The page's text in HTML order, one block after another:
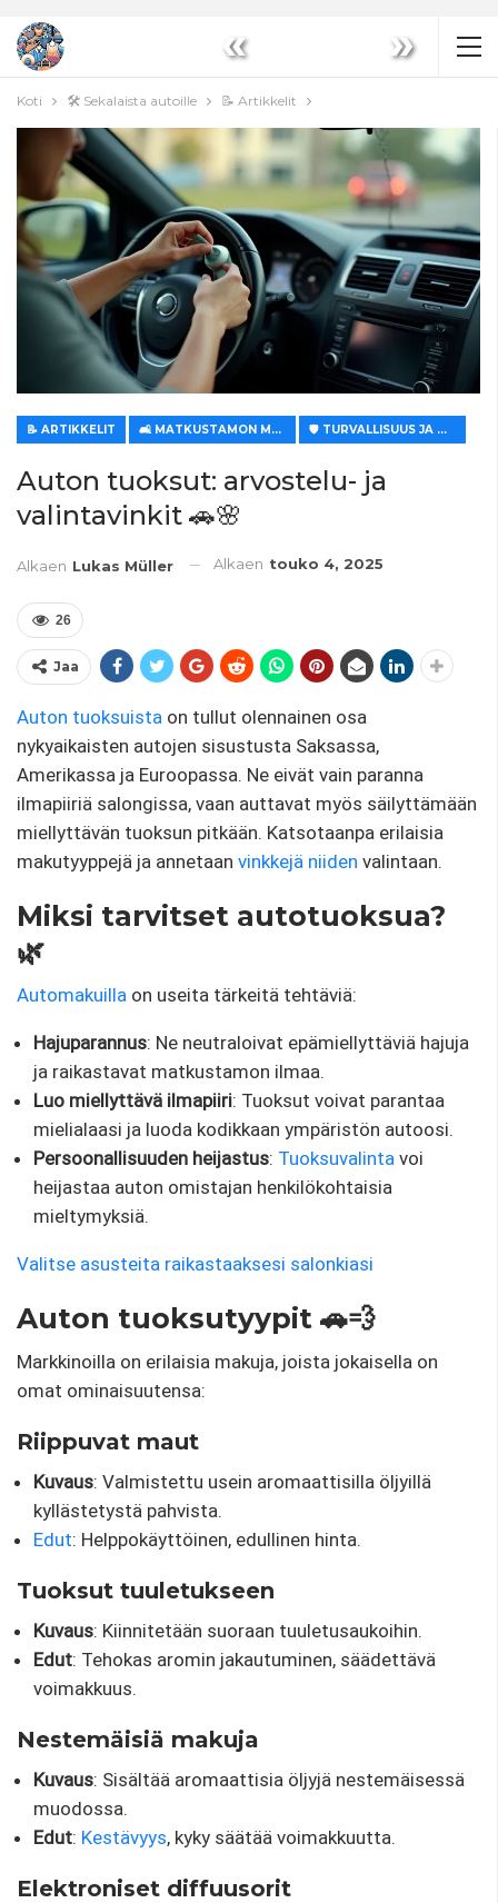
« »
Koti 🛠️ Sekalaista autoille 📝 Artikkelit
📝 ARTIKKELIT 🛋️ MATKUSTAMON MUKAVUUS JA ILMASTOINTI 🛡️ TURVALLISUUS JA MUKAVUUS
Auton tuoksut: arvostelu- ja
valintavinkit 🚗🌸
Alkaen Lukas Müller Alkaen touko 4, 2025
26
Jaa
Auton tuoksuista on tullut olennainen osa
nykyaikaisten autojen sisustusta Saksassa,
Amerikassa ja Euroopassa. Ne eivät vain paranna
ilmapiiriä salongissa, vaan auttavat myös säilyttämään
miellyttävän tuoksun pitkään. Katsotaanpa erilaisia ​​
makutyyppejä ja annetaan vinkkejä niiden valintaan.
Miksi tarvitset autotuoksua?
🌿
Automakuilla on useita tärkeitä tehtäviä:
Hajuparannus: Ne neutraloivat epämiellyttäviä hajuja
ja raikastavat matkustamon ilmaa.
Luo miellyttävä ilmapiiri: Tuoksut voivat parantaa
mielialaasi ja luoda kodikkaan ympäristön autoosi.
Persoonallisuuden heijastus: Tuoksuvalinta voi
heijastaa auton omistajan henkilökohtaisia ​​
mieltymyksiä.
Valitse asusteita raikastaaksesi salonkiasi
Auton tuoksutyypit 🚗💨
Markkinoilla on erilaisia ​​makuja, joista jokaisella on
omat ominaisuutensa:
Riippuvat maut
Kuvaus: Valmistettu usein aromaattisilla öljyillä
kyllästetystä pahvista.
Edut: Helppokäyttöinen, edullinen hinta.
Tuoksut tuuletukseen
Kuvaus: Kiinnitetään suoraan tuuletusaukoihin.
Edut: Tehokas aromin jakautuminen, säädettävä
voimakkuus.
Nestemäisiä makuja
Kuvaus: Sisältää aromaattisia öljyjä nestemäisessä
muodossa.
Edut: Kestävyys, kyky säätää voimakkuutta.
Elektroniset diffuusorit